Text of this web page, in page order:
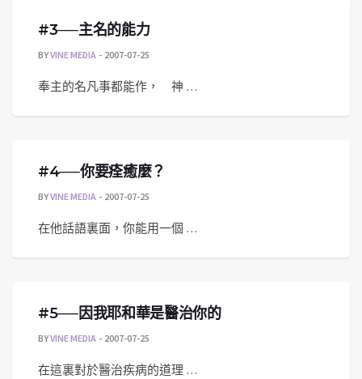
#3──主名的能力
BYVINE MEDIA 2007-07-25
奉主的名凡事都能作， 神 …
#4──你要痊癒麼？
BYVINE MEDIA 2007-07-25
在他話語裏面，你能用一個 …
#5──因我耶和華是醫治你的
BYVINE MEDIA 2007-07-25
在這裏對於醫治疾病的道理 …